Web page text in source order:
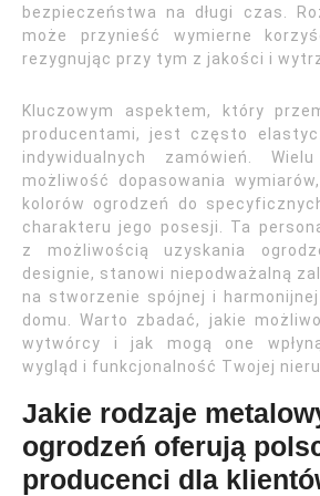
bezpieczeństwa na długi czas.
może przynieść wymierne
rezygnując przy tym z jakości i
Kluczowym aspektem, który
producentami, jest często
indywidualnych zamówień.
możliwość dopasowania
kolorów ogrodzeń do
charakteru jego posesji. Ta
z możliwością uzyskania
designie, stanowi niepodważalną
na stworzenie spójnej i
domu. Warto zbadać, jakie
wytwórcy i jak mogą one
wygląd i funkcjonalność Twojej
Jakie rodzaje
ogrodzeń oferują
producenci dla